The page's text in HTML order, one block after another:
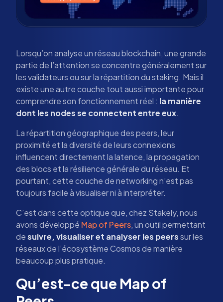
Lorsqu’on analyse un réseau blockchain, une grande
partie de l’attention se concentre généralement sur
les validateurs ou sur la répartition du staking. Mais il
existe une autre couche tout aussi importante pour
comprendre son fonctionnement réel : la manière
dont les nodes se connectent entre eux.
La répartition géographique des peers, leur
proximité et la diversité de leurs connexions
influencent directement la latence, la propagation
des blocs et la résilience générale du réseau. Et
pourtant, cette couche de networking n’est pas
toujours facile à visualiser ni à interpréter.
C’est dans cette optique que, chez Stakely, nous
avons développé Map of Peers, un outil permettant
desuivre, visualiser et analyser les peerssur les
réseaux de l’écosystème Cosmos de manière
beaucoup plus pratique.
Qu’est-ce que Map of